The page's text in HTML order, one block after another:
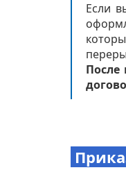
Если
После